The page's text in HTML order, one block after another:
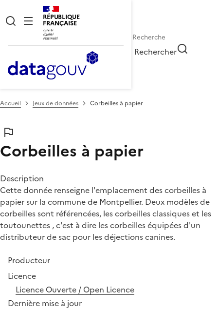
RÉPUBLIQUE
FRANÇAISE
Rechercher
Accueil Jeux de données Corbeilles à papier
Corbeilles à papier
Description
Cette donnée renseigne l'emplacement des corbeilles à
papier sur la commune de Montpellier. Deux modèles de
corbeilles sont référencées, les corbeilles classiques et les
toutounettes , c'est à dire les corbeilles équipées d'un
distributeur de sac pour les déjections canines.
Producteur
Licence
Licence Ouverte / Open Licence
Dernière mise à jour